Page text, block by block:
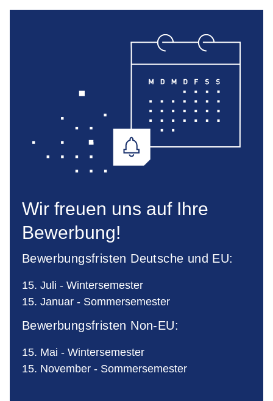
Wir freuen uns auf Ihre
Bewerbung!
Bewerbungsfristen Deutsche und EU:
15. Juli - Wintersemester
15. Januar - Sommersemester
Bewerbungsfristen Non-EU:
15. Mai - Wintersemester
15. November - Sommersemester